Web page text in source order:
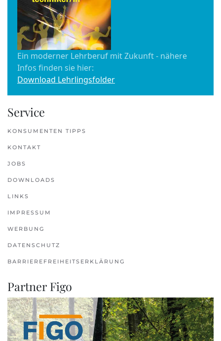
Ein moderner Lehrberuf mit Zukunft - nähere
Infos finden sie hier:
Download Lehrlingsfolder
Service
KONSUMENTEN TIPPS
KONTAKT
JOBS
DOWNLOADS
LINKS
IMPRESSUM
WERBUNG
DATENSCHUTZ
BARRIEREFREIHEITSERKLÄRUNG
Partner Figo